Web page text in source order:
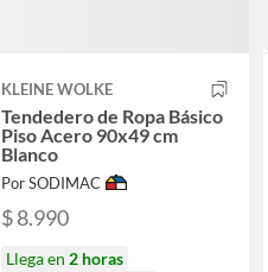
KLEINE WOLKE
Tendedero de Ropa Básico
Piso Acero 90x49 cm
Blanco
Por SODIMAC
$ 8.990
Llega en 2 horas